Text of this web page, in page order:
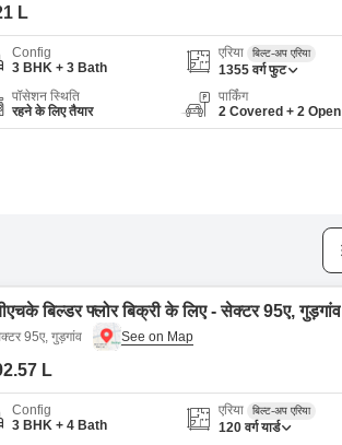
L
Config
3 BHK + 3 Bath
एरिया बिल्ट-अप एरिया
1355 वर्ग फुट
पॉसेशन स्थिति
रहने के लिए तैयार
पार्किंग
2 Covered + 2 Open
बिल्डर फ्लोर बिक्री के लिए - सेक्टर 95ए, गुड़गांव
95ए, गुड़गांव
L
Config
3 BHK + 4 Bath
एरिया बिल्ट-अप एरिया
120 वर्ग यार्ड